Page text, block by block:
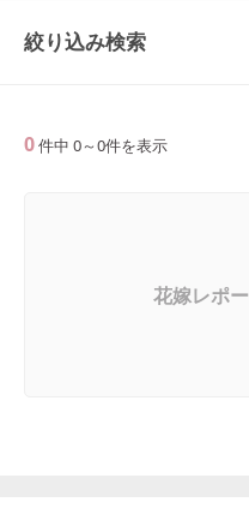
絞り込み検索
0件中 0～0件を表示
花嫁レポ